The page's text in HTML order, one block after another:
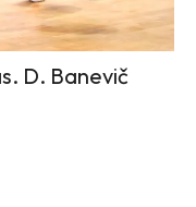
D. Banevič